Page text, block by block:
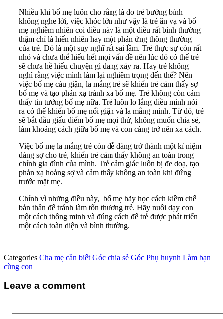
Nhiều khi bố mẹ luôn cho rằng là do trẻ bướng bỉnh
không nghe lời, việc khóc lớn như vậy là trẻ ăn vạ và bố
mẹ nghiễm nhiên coi điều này là một điều rất bình thường
thậm chí là hiển nhiên hay một phản ứng thông thường
của trẻ. Đó là một suy nghĩ rất sai lầm. Trẻ thực sự còn rất
nhỏ và chưa thể hiểu hết mọi vấn đề nên lúc đó có thể trẻ
sẽ chưa hề hiểu chuyện gì đang xảy ra. Hay trẻ không
nghĩ rằng việc mình làm lại nghiêm trọng đến thế? Nên
việc bố mẹ cáu giận, la mắng trẻ sẽ khiến trẻ cảm thấy sợ
bố mẹ và tạo phản xạ tránh xa bố mẹ. Trẻ không còn cảm
thấy tin tưởng bố mẹ nữa. Trẻ luôn lo lắng điều mình nói
ra có thể khiến bố mẹ nổi giận và la mắng mình. Từ đó, trẻ
sẽ bắt đầu giấu diếm bố mẹ mọi thứ, không muốn chia sẻ,
làm khoảng cách giữa bố mẹ và con càng trở nên xa cách.
Việc bố mẹ la mắng trẻ còn dễ dàng trở thành một kỉ niệm
đáng sợ cho trẻ, khiến trẻ cảm thấy không an toàn trong
chính gia đình của mình. Trẻ cảm giác luôn bị đe doạ, tạo
phản xạ hoảng sợ và cảm thấy không an toàn khi đứng
trước mặt mẹ.
Chính vì những điều này, bố mẹ hãy học cách kiềm chế
bản thân để tránh làm tổn thương trẻ. Hãy nuôi dạy con
một cách thông minh và đúng cách để trẻ được phát triển
một cách toàn diện và bình thường.
Categories Cha mẹ cần biết Góc chia sẻ Góc Phụ huynh Làm bạn
cùng con
Leave a comment